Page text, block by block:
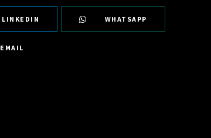
LINKEDIN WHATSAPP
EMAIL